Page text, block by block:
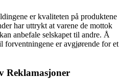
er kvaliteten på produktene
har uttrykt at varene de mottok
anbefale selskapet til andre. Å
forventningene er avgjørende for et
Reklamasjoner